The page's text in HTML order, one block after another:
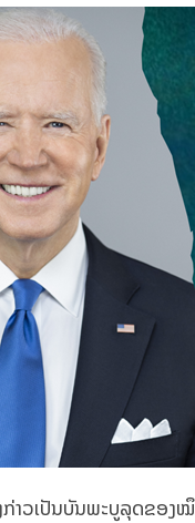
ກ່າວເປັນບັນພະບູລຸດຂອ